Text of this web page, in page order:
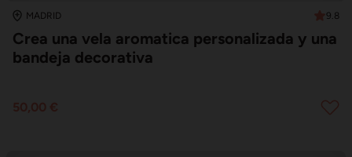
MADRID 9.8
Crea una vela aromatica personalizada y una
bandeja decorativa
50,00 €